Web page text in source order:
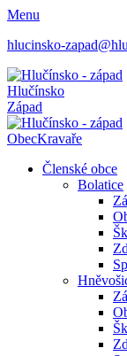
Menu
hlucinsko-
Hlučínsko
Západ
ObecKravaře
Členské obce
Bolatice